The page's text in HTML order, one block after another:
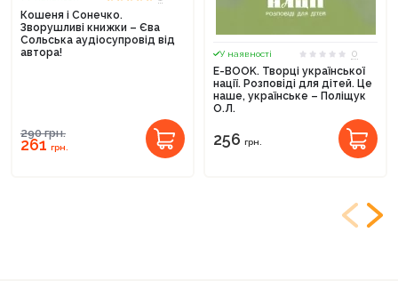
Кошеня і Сонечко.
Зворушливі книжки – Єва
Сольська аудіосупровід від
автора!
290грн.
261грн.
У наявності
0
E-BOOK. Творці української
нації. Розповіді для дітей. Це
наше, українське – Поліщук
О.Л.
256 грн.